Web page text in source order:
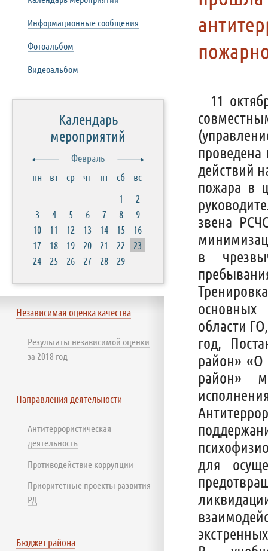
11
проведена
действий
пожара в
звена
в
области
год,
район» «О
район»
для
Информационные сообщения
Фотоальбом
Видеоальбом
Календарь
мероприятий
Февраль
пн
вт ср чт пт сб
вс
1
2
3
4 5 6 7 8
9
10
11 12 13 14 15
16
17
18 19 20 21 22
23
24
25 26 27 28 29
Независимая оценка качества
Результаты независимой оценки
за 2018 год
Направления деятельности
Антитеррористическая
деятельность
Противодействие коррупции
Приоритетные проекты развития
РД
Бюджет района